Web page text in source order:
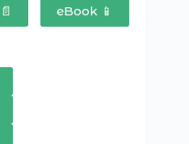
eBook 📱